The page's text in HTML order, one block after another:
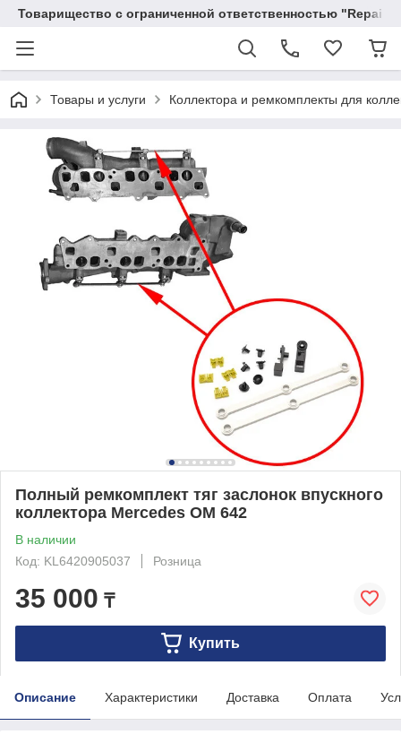
Товарищество с ограниченной ответственностью
Товары и услуги Коллектора и ремкомплекты для
Полный ремкомплект тяг заслонок впускного
коллектора Mercedes OM 642
В наличии
Код: KL6420905037
Розница
35 000 ₸
Купить
Описание Характеристики Доставка Оплата